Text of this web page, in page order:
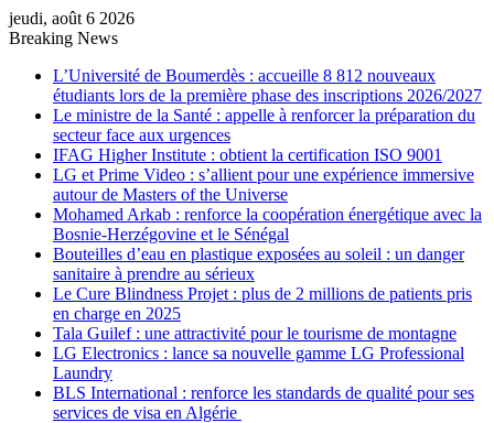
jeudi, août 6 2026
Breaking News
L’Université de Boumerdès : accueille 8 812 nouveaux
étudiants lors de la première phase des inscriptions 2026/2027
Le ministre de la Santé : appelle à renforcer la préparation du
secteur face aux urgences
IFAG Higher Institute : obtient la certification ISO 9001
LG et Prime Video : s’allient pour une expérience immersive
autour de Masters of the Universe
Mohamed Arkab : renforce la coopération énergétique avec la
Bosnie-Herzégovine et le Sénégal
Bouteilles d’eau en plastique exposées au soleil : un danger
sanitaire à prendre au sérieux
Le Cure Blindness Projet : plus de 2 millions de patients pris
en charge en 2025
Tala Guilef : une attractivité pour le tourisme de montagne
LG Electronics : lance sa nouvelle gamme LG Professional
Laundry
BLS International : renforce les standards de qualité pour ses
services de visa en Algérie